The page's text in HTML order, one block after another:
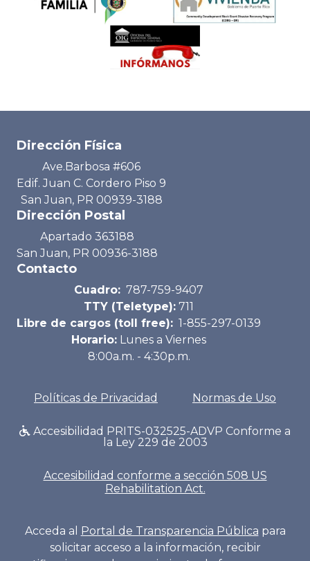
Dirección Física
Ave.Barbosa #606
Edif. Juan C. Cordero Piso 9
San Juan, PR 00939-3188
Dirección Postal
Apartado 363188
San Juan, PR 00936-3188
Contacto
Cuadro: 787-759-9407
TTY (Teletype): 711
Libre de cargos (toll free): 1-855-297-0139
Horario: Lunes a Viernes
8:00a.m. - 4:30p.m.
Políticas de Privacidad Normas de Uso
Accesibilidad PRITS-032525-ADVP Conforme a
la Ley 229 de 2003
Accesibilidad conforme a sección 508 US
Rehabilitation Act.
Acceda al Portal de Transparencia Pública para
solicitar acceso a la información, recibir